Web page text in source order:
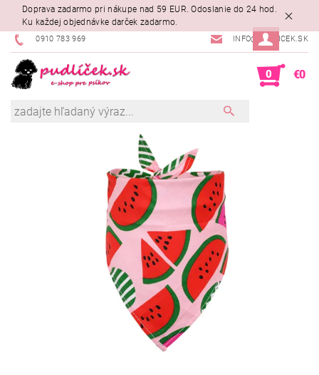
Doprava zadarmo pri nákupe nad 59 EUR. Odoslanie do 24 hod.
Ku každej objednávke darček zadarmo.
0910 783 969 INFO@PUDLICEK.SK
0 €0